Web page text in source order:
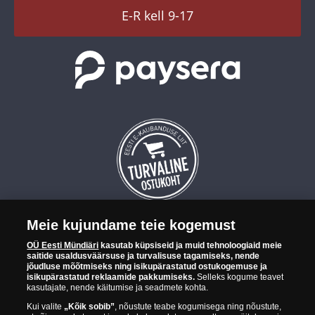
E-R kell 9-17
OÜ Eesti Mündiäri on maailma tuntumate rahapajade
kollektsioonimüntide ja -medalite levitaja Eestis. OÜ Eesti Mündiäri
kuulub ettevõttele "Samlerhuset Group“.
Euroopa ühel suuremal mündilevitajate grupil "Samlerhuset
Group" on allüksused 14 Euroopa riigis. Ettevõtete grupile kuulub
Norra vanim, endine riiklik rahapaja, mis tegutseb alates 1686.
Meie kujundame teie kogemust
OÜ Eesti Mündiäri kasutab küpsiseid ja muid tehnoloogiaid meie
saitide usaldusväärsuse ja turvalisuse tagamiseks, nende
jõudluse mõõtmiseks ning isikupärastatud ostukogemuse ja
isikupärastatud reklaamide pakkumiseks. Selleks kogume teavet
kasutajate, nende käitumise ja seadmete kohta.
Kui valite „Kõik sobib”, nõustute teabe kogumisega ning nõustute,